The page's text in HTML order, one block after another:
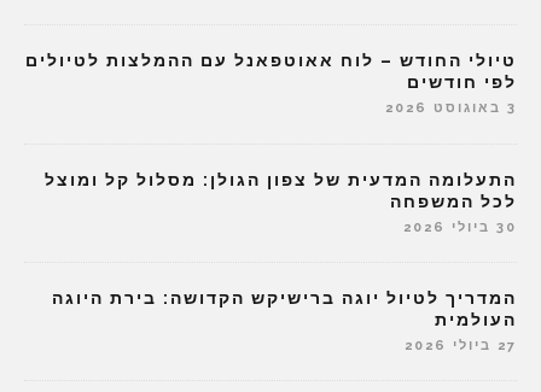
טיולי החודש – לוח אאוטפאנל עם ההמלצות לטיולים
לפי חודשים
3 באוגוסט 2026
התעלומה המדעית של צפון הגולן: מסלול קל ומוצל
לכל המשפחה
30 ביולי 2026
המדריך לטיול יוגה ברישיקש הקדושה: בירת היוגה
העולמית
27 ביולי 2026